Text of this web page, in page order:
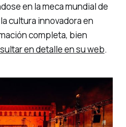
en la meca mundial de
cultura innovadora en
completa, bien
en detalle en su web.